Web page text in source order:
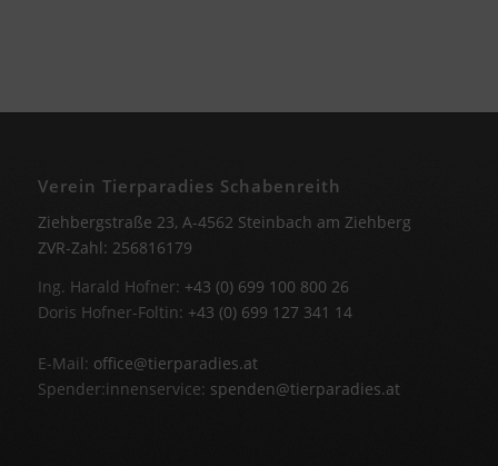
Verein Tierparadies Schabenreith
Ziehbergstraße 23, A-4562 Steinbach am Ziehberg
ZVR-Zahl: 256816179
Ing. Harald Hofner: +43 (0) 699 100 800 26
Doris Hofner-Foltin: +43 (0) 699 127 341 14
E-Mail: office@tierparadies.at
Spender:innenservice: spenden@tierparadies.at